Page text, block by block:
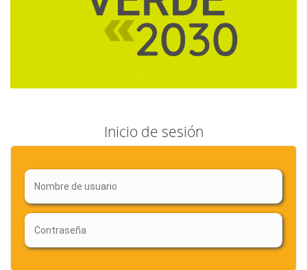
Inicio de sesión